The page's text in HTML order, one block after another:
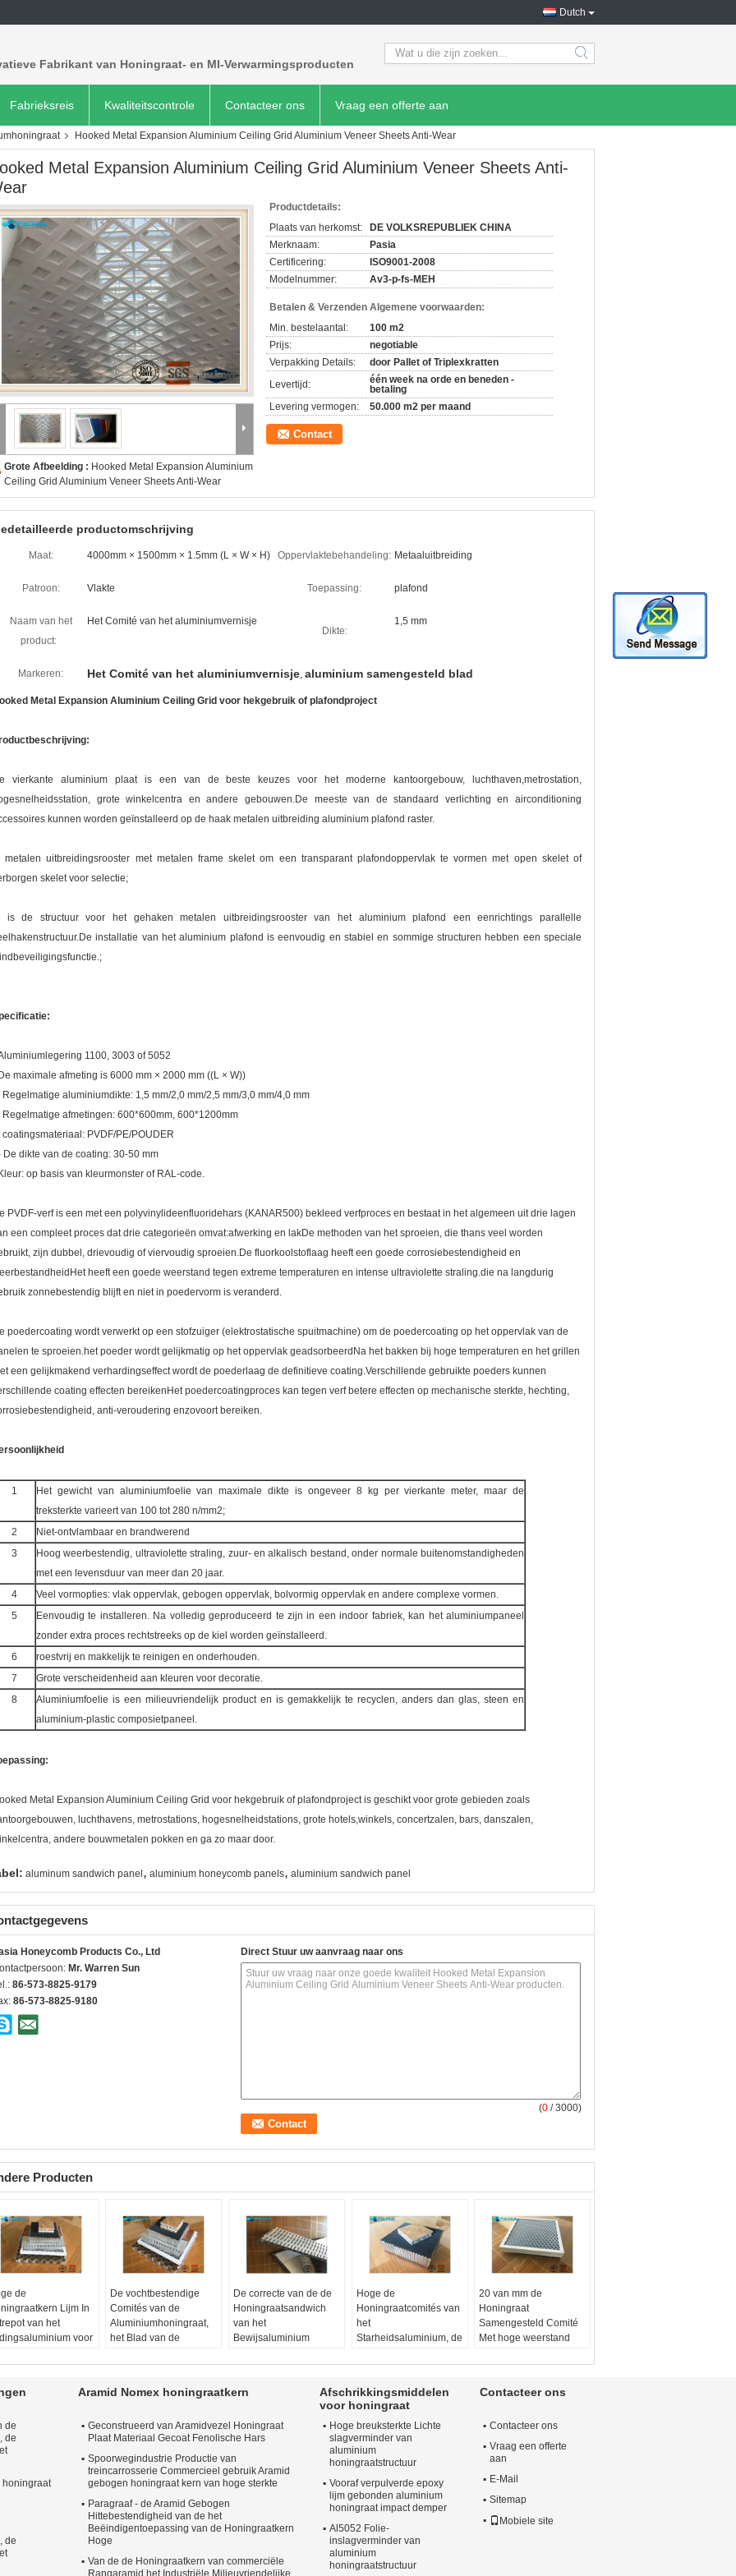
Dutch
Fabrikant van Honingraat- en MI-Verwarmingsproducten search
Fabrieksreis Kwaliteitscontrole Contacteer ons Vraag een offerte aan
Hooked Metal Expansion Aluminium Ceiling Grid Aluminium Veneer Sheets Anti-Wear
Metal Expansion Aluminium Ceiling Grid Aluminium Veneer Sheets Anti-
Grote Afbeelding : Hooked Metal Expansion Aluminium
Ceiling Grid Aluminium Veneer Sheets Anti-Wear
Productdetails:
Plaats van herkomst:
DE VOLKSREPUBLIEK CHINA
Merknaam:
Pasia
Certificering:
ISO9001-2008
Modelnummer:
Av3-p-fs-MEH
Betalen & Verzenden Algemene voorwaarden:
Min. bestelaantal:
100 m2
Prijs:
negotiable
Verpakking Details:
door Pallet of Triplexkratten
Levertijd:
één week na orde en beneden -
betaling
Levering vermogen:
50.000 m2 per maand
Contact
productomschrijving
Maat: 4000mm × 1500mm × 1.5mm (L × W × H) Oppervlaktebehandeling: Metaaluitbreiding
Patroon: Vlakte Toepassing: plafond
Naam van het
product:
Het Comité van het aluminiumvernisje
Dikte:
1,5 mm
Markeren: Het Comité van het aluminiumvernisje, aluminium samengesteld blad
Metal Expansion Aluminium Ceiling Grid voor hekgebruik of plafondproject
vierkante aluminium plaat is een van de beste keuzes voor het moderne kantoorgebouw, luchthaven,metrostation,
grote winkelcentra en andere gebouwen.De meeste van de standaard verlichting en airconditioning
kunnen worden geïnstalleerd op de haak metalen uitbreiding aluminium plafond raster.
metalen uitbreidingsrooster met metalen frame skelet om een transparant plafondoppervlak te vormen met open skelet of
skelet voor selectie;
is de structuur voor het gehaken metalen uitbreidingsrooster van het aluminium plafond een eenrichtings parallelle
installatie van het aluminium plafond is eenvoudig en stabiel en sommige structuren hebben een speciale
1100, 3003 of 5052
maximale afmeting is 6000 mm × 2000 mm ((L × W))
Regelmatige aluminiumdikte: 1,5 mm/2,0 mm/2,5 mm/3,0 mm/4,0 mm
Regelmatige afmetingen: 600*600mm, 600*1200mm
coatingsmateriaal: PVDF/PE/POUDER
De dikte van de coating: 30-50 mm
op basis van kleurmonster of RAL-code.
PVDF-verf is een met een polyvinylideenfluoridehars (KANAR500) bekleed verfproces en bestaat in het algemeen uit drie lagen
een compleet proces dat drie categorieën omvat:afwerking en lakDe methoden van het sproeien, die thans veel worden
zijn dubbel, drievoudig of viervoudig sproeien.De fluorkoolstoflaag heeft een goede corrosiebestendigheid en
heeft een goede weerstand tegen extreme temperaturen en intense ultraviolette straling.die na langdurig
zonnebestendig blijft en niet in poedervorm is veranderd.
poedercoating wordt verwerkt op een stofzuiger (elektrostatische spuitmachine) om de poedercoating op het oppervlak van de
te sproeien.het poeder wordt gelijkmatig op het oppervlak geadsorbeerdNa het bakken bij hoge temperaturen en het grillen
een gelijkmakend verhardingseffect wordt de poederlaag de definitieve coating.Verschillende gebruikte poeders kunnen
coating effecten bereikenHet poedercoatingproces kan tegen verf betere effecten op mechanische sterkte, hechting,
anti-veroudering enzovoort bereiken.
1
Het gewicht van aluminiumfoelie van maximale dikte is ongeveer 8 kg per vierkante meter, maar de
treksterkte varieert van 100 tot 280 n/mm2;
2
Niet-ontvlambaar en brandwerend
3
Hoog weerbestendig, ultraviolette straling, zuur- en alkalisch bestand, onder normale buitenomstandigheden
met een levensduur van meer dan 20 jaar.
4
Veel vormopties: vlak oppervlak, gebogen oppervlak, bolvormig oppervlak en andere complexe vormen.
5
Eenvoudig te installeren. Na volledig geproduceerd te zijn in een indoor fabriek, kan het aluminiumpaneel
zonder extra proces rechtstreeks op de kiel worden geïnstalleerd.
6
roestvrij en makkelijk te reinigen en onderhouden.
7
Grote verscheidenheid aan kleuren voor decoratie.
8
Aluminiumfoelie is een milieuvriendelijk product en is gemakkelijk te recyclen, anders dan glas, steen en
aluminium-plastic composietpaneel.
Metal Expansion Aluminium Ceiling Grid voor hekgebruik of plafondproject is geschikt voor grote gebieden zoals
luchthavens, metrostations, hogesnelheidstations, grote hotels,winkels, concertzalen, bars, danszalen,
andere bouwmetalen pokken en ga zo maar door.
aluminum sandwich panel , aluminium honeycomb panels, aluminium sandwich panel
Honeycomb Products Co., Ltd
Mr. Warren Sun
86-573-8825-9179
86-573-8825-9180
Direct Stuur uw aanvraag naar ons
(0 / 3000)
Producten
de
Lijm In
van het
voor
A5052
10
of 15 jaar.
De vochtbestendige
Comités van de
Aluminiumhoningraat,
het Blad van de
Materiaal:A3003
gehamerde struik
kwaliteitswaarborg:10
jaar
Maat:800mm x 800mm
De correcte van de de
Honingraatsandwich
van het
Bewijsaluminium
Oppervlaktebehandeling
Materiaal:
Oppervlaktebehandeling:
Bewerkt
De Periode van de
kwaliteitswaarborg:
10
jaar
Maat:600mm x 600mm
Hoge de
Honingraatcomités van
het
Starheidsaluminium, de
Honingraatkern 25 Mm-
Materiaal:A3003
Oppervlaktebehandeling:
Antiqued
De Periode van de
kwaliteitswaarborg:
jaar
Maat:600mm x 600mm
20 van mm de
Honingraat
Samengesteld Comité
Met hoge weerstand
Waarborgjaar Periode
A5052
Gevlamd
De Periode van de
kwaliteitswaarborg:
Maat:800 x 800 mm
de
de
honingraat
de
Aramid Nomex honingraatkern
Geconstrueerd van Aramidvezel Honingraat
Plaat Materiaal Gecoat Fenolische Hars
Spoorwegindustrie Productie van
treincarrosserie Commercieel gebruik Aramid
gebogen honingraat kern van hoge sterkte
Paragraaf - de Aramid Gebogen
Hittebestendigheid van de het
Beëindigentoepassing van de Honingraatkern
Hoge
Van de de Honingraatkern van commerciële
Rangaramid het Industriële Milieuvriendelijke
Afschrikkingsmiddelen
voor honingraat
Hoge breuksterkte Lichte
slagverminder van
aluminium
honingraatstructuur
Vooraf verpulverde epoxy
lijm gebonden aluminium
honingraat impact demper
Al5052 Folie-
inslagverminder van
aluminium
honingraatstructuur
Contacteer ons
Contacteer ons
Vraag een offerte
aan
E-Mail
Sitemap
Mobiele site